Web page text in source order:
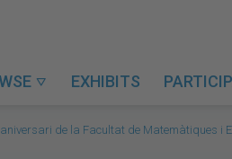
 EXHIBITS
de la Facultat de Matemàtiques i